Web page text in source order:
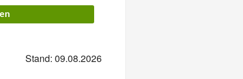
Stand: 09.08.2026